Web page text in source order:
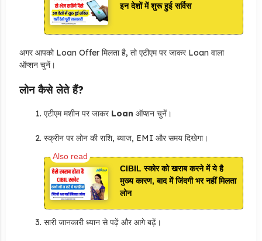
इन देशों में शुरू हुई सर्विस
अगर आपको Loan Offer मिलता है, तो एटीएम पर जाकर Loan वाला
ऑप्शन चुनें।
लोन कैसे लेते हैं?
एटीएम मशीन पर जाकर Loan ऑप्शन चुनें।
स्क्रीन पर लोन की राशि, ब्याज, EMI और समय दिखेगा।
CIBIL स्कोर को खराब करने में ये है
मुख्य कारण, बाद में जिंदगी भर नहीं मिलता
लोन
सारी जानकारी ध्यान से पढ़ें और आगे बढ़ें।